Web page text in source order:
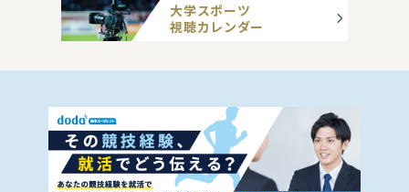
大学スポーツ
視聴カレンダー